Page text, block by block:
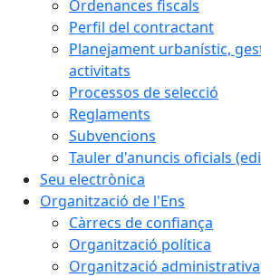
Ordenances fiscals
Perfil del contractant
Planejament urbanístic,
activitats
Processos de selecció
Reglaments
Subvencions
Tauler d'anuncis oficials
Seu electrònica
Organització de l'Ens
Càrrecs de confiança
Organització política
Organització administrativa